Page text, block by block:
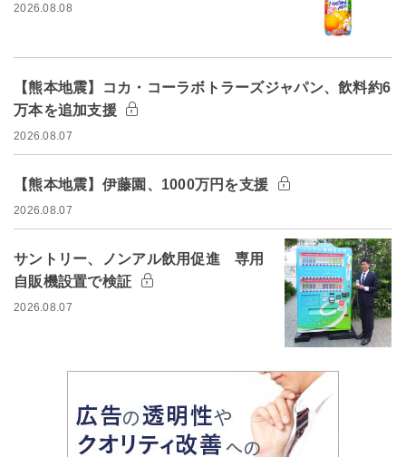
2026.08.08
【熊本地震】コカ・コーラボトラーズジャパン、飲料約6
万本を追加支援
2026.08.07
【熊本地震】伊藤園、1000万円を支援
2026.08.07
サントリー、ノンアル飲用促進 専用
自販機設置で検証
2026.08.07